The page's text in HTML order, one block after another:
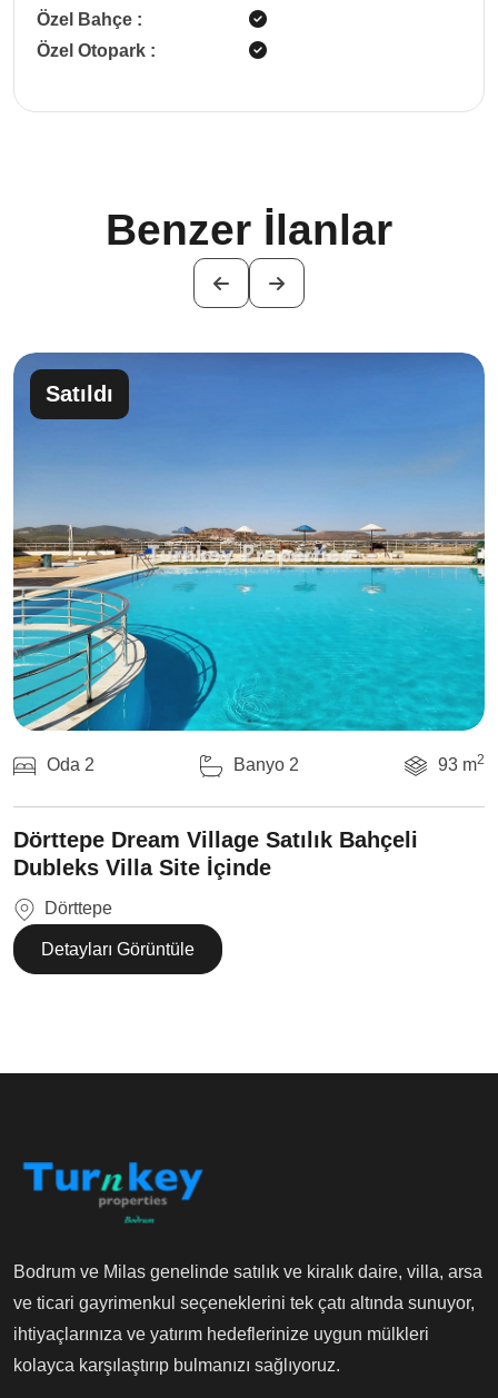
Özel Bahçe :
Özel Otopark :
Benzer İlanlar
Satıldı
Oda 2 Banyo 2 93 m2
Dörttepe Dream Village Satılık Bahçeli
Dubleks Villa Site İçinde
Dörttepe
Detayları Görüntüle
Bodrum ve Milas genelinde satılık ve kiralık daire, villa, arsa
ve ticari gayrimenkul seçeneklerini tek çatı altında sunuyor,
ihtiyaçlarınıza ve yatırım hedeflerinize uygun mülkleri
kolayca karşılaştırıp bulmanızı sağlıyoruz.